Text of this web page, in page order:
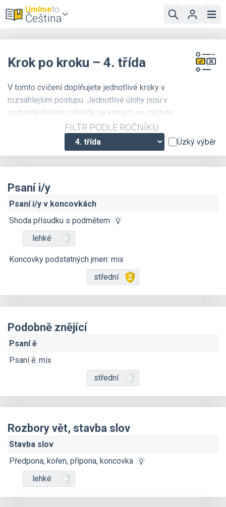
Umímeto
Čeština
Krok po kroku – 4. třída
V tomto cvičení doplňujete jednotlivé kroky v
rozsáhlejším postupu. Jednotlivé úlohy jsou v
podstatě řešené příklady, na kterých se můžete
naučit, jak správně uvažovat o jazykových jevech.
FILTR PODLE ROČNÍKU
Úzký výběr
Psaní i/y
Psaní i/y v koncovkách
Shoda přísudku s podmětem
lehké
Koncovky podstatných jmen: mix
střední
Podobně znějící
Psaní ě
Psaní ě: mix
střední
Rozbory vět, stavba slov
Stavba slov
Předpona, kořen, přípona, koncovka
lehké